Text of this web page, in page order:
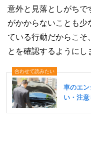
意外と見落としがちで
がかからないことも少
ている行動だからこそ
とを確認するようにし